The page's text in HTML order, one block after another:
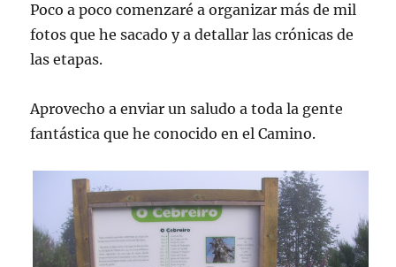
Poco a poco comenzaré a organizar más de mil
fotos que he sacado y a detallar las crónicas de
las etapas.
Aprovecho a enviar un saludo a toda la gente
fantástica que he conocido en el Camino.